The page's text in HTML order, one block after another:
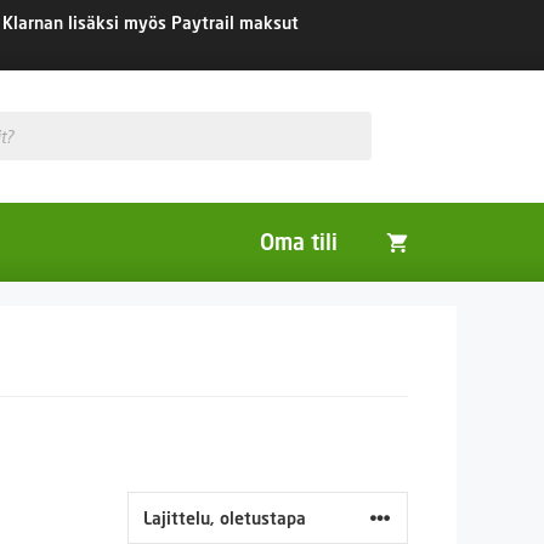
lisäksi myös Paytrail maksut
Oma tili